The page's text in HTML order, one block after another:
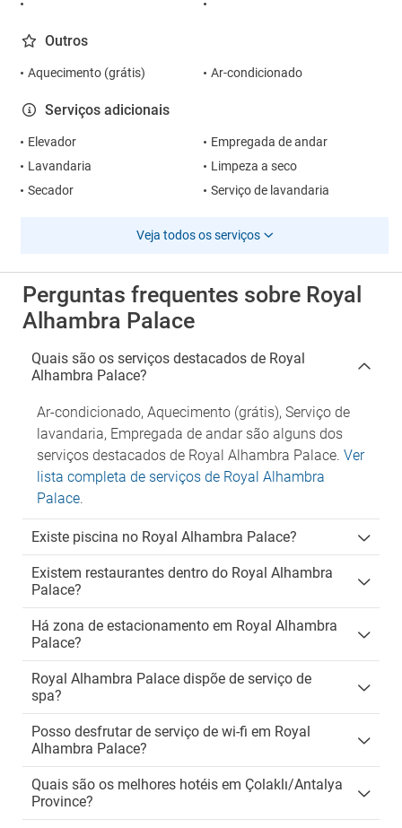
Outros
Aquecimento (grátis) Ar-condicionado
Serviços adicionais
Elevador
Empregada de andar
Lavandaria
Limpeza a seco
Secador
Serviço de lavandaria
Veja todos os serviços
Perguntas frequentes sobre Royal
Alhambra Palace
Quais são os serviços destacados de Royal
Alhambra Palace?
Ar-condicionado, Aquecimento (grátis), Serviço de
lavandaria, Empregada de andar são alguns dos
serviços destacados de Royal Alhambra Palace. Ver
lista completa de serviços de Royal Alhambra
Palace.
Existe piscina no Royal Alhambra Palace?
Existem restaurantes dentro do Royal Alhambra
Palace?
Há zona de estacionamento em Royal Alhambra
Palace?
Royal Alhambra Palace dispõe de serviço de
spa?
Posso desfrutar de serviço de wi-fi em Royal
Alhambra Palace?
Quais são os melhores hotéis em Çolaklı/Antalya
Province?